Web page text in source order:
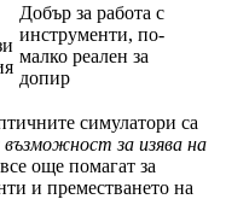
Добър за работа с
инструменти, по-
малко реален за
допир
симулатори са
възможност за изява на
още помагат за
и преместването на